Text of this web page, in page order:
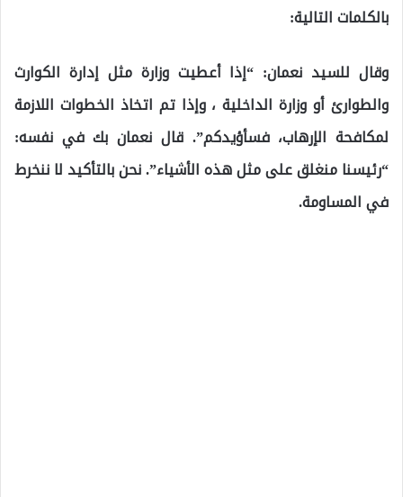
بالكلمات التالية:
وقال للسيد نعمان: “إذا أعطيت وزارة مثل إدارة الكوارث
والطوارئ أو وزارة الداخلية ، وإذا تم اتخاذ الخطوات اللازمة
لمكافحة الإرهاب، فسأؤيدكم”. قال نعمان بك في نفسه:
“رئيسنا منغلق على مثل هذه الأشياء”. نحن بالتأكيد لا ننخرط
في المساومة.